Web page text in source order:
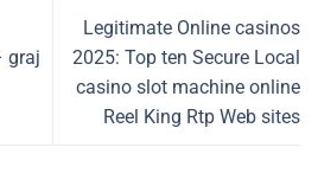
graj
Legitimate Online casinos
2025: Top ten Secure Local
casino slot machine online
Reel King Rtp Web sites